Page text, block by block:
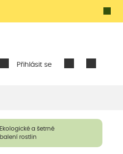
Přihlásit se
Ekologické a šetrné
balení rostlin